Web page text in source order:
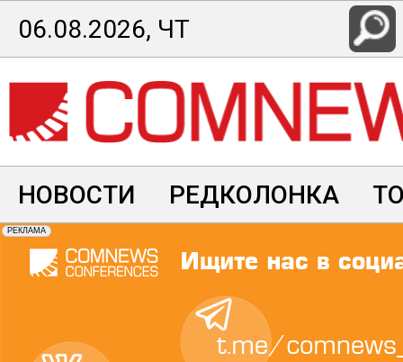
Перейти
к
основному
содержанию
06.08.2026, ЧТ
НОВОСТИ РЕДКОЛОНКА